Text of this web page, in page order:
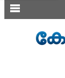
SECTIONS